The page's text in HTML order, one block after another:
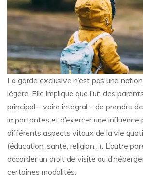
La garde exclusive n’est pas une
légère. Elle implique que l’un des
principal – voire intégral – de prendre
importantes et d’exercer une influence
différents aspects vitaux de la vie
(éducation, santé, religion…). L’autre
accorder un droit de visite ou
certaines modalités.